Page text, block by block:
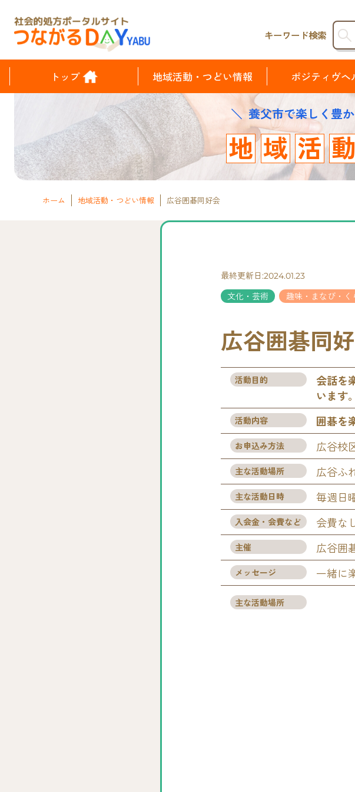
キーワード検索
トップ 地域活動・つどい情報 ポジティヴヘ
養父市で楽しく豊
地 域 活 動
ホーム 地域活動・つどい情報 広谷囲碁同好会
最終更新日:2024.01.23
文化・芸術
趣味・まなび・く
広谷囲碁同
活動目的
会話を
います。
活動内容 囲碁を
お申込み方法 広谷校
主な活動場所 広谷ふ
主な活動日時 毎週日
入会金・会費など 会費な
主催 広谷囲
メッセージ 一緒に
主な活動場所